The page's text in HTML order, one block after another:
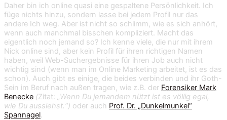
Daher bin ich online quasi eine gespaltene Persönlichkeit. Ich
füge nichts hinzu, sondern lasse bei jedem Profil nur das
andere Ich weg. Aber ist nicht so schlimm, wie es sich anhört,
wenn auch manchmal bisschen kompliziert. Macht das
eigentlich noch jemand so? Ich kenne viele, die nur mit ihrem
Nick online sind, aber kein Profil für ihren richtigen Namen
haben, weil Web-Suchergebnisse für ihren Job auch nicht
wichtig sind (wenn man im Online Marketing arbeitet, ist es das
schon). Auch gibt es einige, die beides verbinden und ihr Goth-
Sein im Beruf nach außen tragen, wie z.B. der Forensiker Mark
Benecke (Zitat: „Wenn Du jemandem nützt ist es völlig egal,
wie Du aussiehst.“) oder auch Prof. Dr. „Dunkelmunkel“
Spannagel.